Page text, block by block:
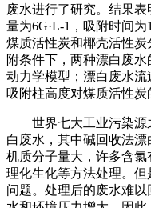
废水进行了研究。结果
量为6G·L-1，吸附时间
煤质活性炭和椰壳活性炭
附条件下，两种漂白废水
动力学模型；漂白废水
吸附柱高度对煤质活性炭
世界七大工业污染源
白废水，其中碱回收法
机质分子量大，许多含氯
理化生化等方法处理。
问题。处理后的废水难